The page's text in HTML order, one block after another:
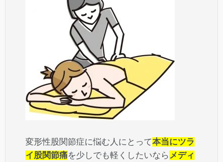
変形性股関節症に悩む人にとって本当にツラ
イ股関節痛を少しでも軽くしたいなら メディ